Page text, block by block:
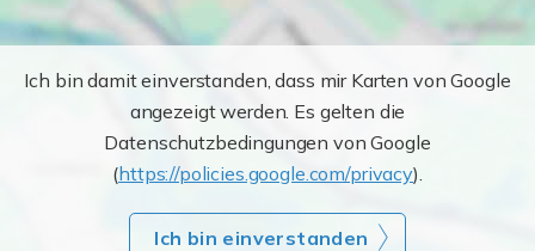
Ich bin damit einverstanden, dass mir Karten von Google
angezeigt werden. Es gelten die
Datenschutzbedingungen von Google
(https://policies.google.com/privacy).
Ich bin einverstanden